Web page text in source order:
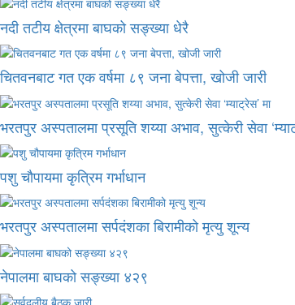
नदी तटीय क्षेत्रमा बाघको सङ्ख्या धेरै
चितवनबाट गत एक वर्षमा ८९ जना बेपत्ता, खोजी जारी
भरतपुर अस्पतालमा प्रसूति शय्या अभाव, सुत्केरी सेवा
पशु चौपायमा कृत्रिम गर्भाधान
भरतपुर अस्पतालमा सर्पदंशका बिरामीको मृत्यु शून्य
नेपालमा बाघको सङ्ख्या ४२९